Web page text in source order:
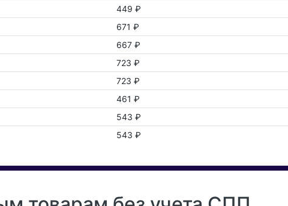
449 ₽
671 ₽
667 ₽
723 ₽
723 ₽
461 ₽
543 ₽
543 ₽